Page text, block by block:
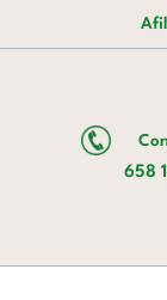
658
€.536,00 €.
Corredera
x670
x895h